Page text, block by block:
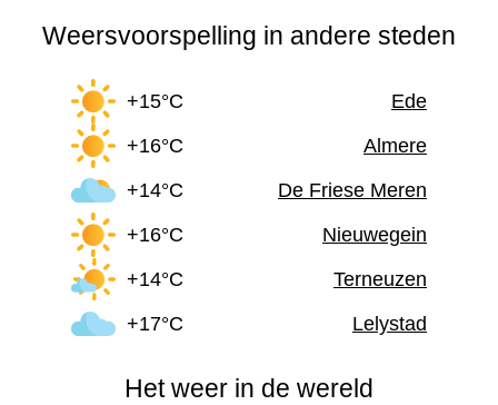
Weersvoorspelling in andere steden
+15°C
Ede
+16°C
Almere
+14°C
De Friese Meren
+16°C
Nieuwegein
+14°C
Terneuzen
+17°C
Lelystad
Het weer in de wereld